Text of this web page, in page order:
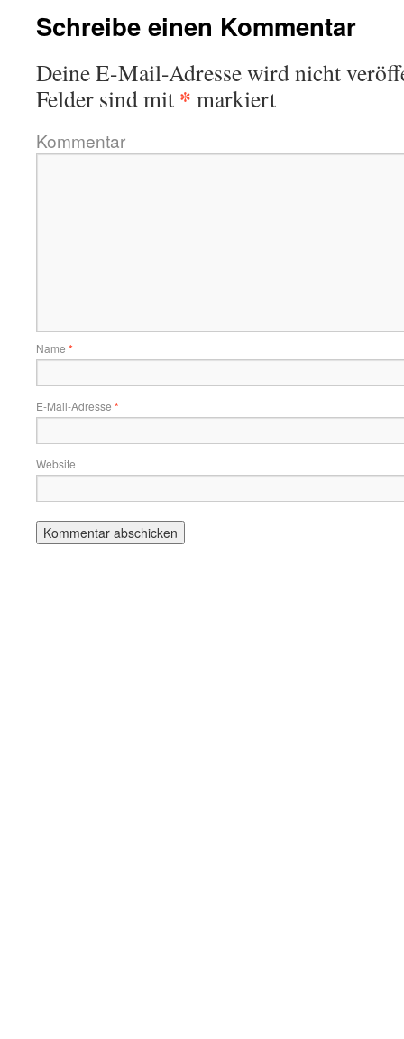
Schreibe einen Kommentar
Deine E-Mail-Adresse wird nicht
Felder sind mit * markiert
Kommentar
Name *
E-Mail-Adresse *
Website